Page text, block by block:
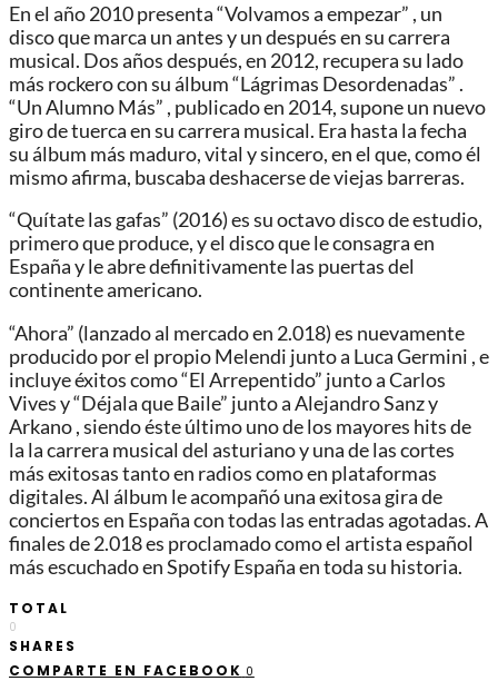
En el año 2010 presenta “Volvamos a empezar” , un
disco que marca un antes y un después en su carrera
musical. Dos años después, en 2012, recupera su lado
más rockero con su álbum “Lágrimas Desordenadas” .
“Un Alumno Más” , publicado en 2014, supone un nuevo
giro de tuerca en su carrera musical. Era hasta la fecha
su álbum más maduro, vital y sincero, en el que, como él
mismo afirma, buscaba deshacerse de viejas barreras.
“Quítate las gafas” (2016) es su octavo disco de estudio,
primero que produce, y el disco que le consagra en
España y le abre definitivamente las puertas del
continente americano.
“Ahora” (lanzado al mercado en 2.018) es nuevamente
producido por el propio Melendi junto a Luca Germini , e
incluye éxitos como “El Arrepentido” junto a Carlos
Vives y “Déjala que Baile” junto a Alejandro Sanz y
Arkano , siendo éste último uno de los mayores hits de
la la carrera musical del asturiano y una de las cortes
más exitosas tanto en radios como en plataformas
digitales. Al álbum le acompañó una exitosa gira de
conciertos en España con todas las entradas agotadas. A
finales de 2.018 es proclamado como el artista español
más escuchado en Spotify España en toda su historia.
TOTAL
0
SHARES
COMPARTE EN FACEBOOK 0